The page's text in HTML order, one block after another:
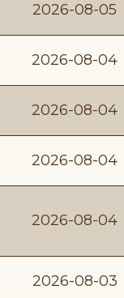
2026-08-05
2026-08-04
2026-08-04
2026-08-04
2026-08-04
2026-08-03